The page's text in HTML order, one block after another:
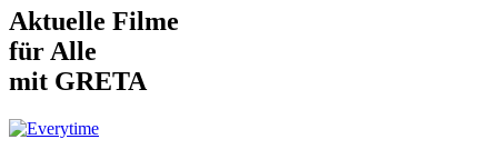
Aktuelle Filme
für Alle
mit GRETA